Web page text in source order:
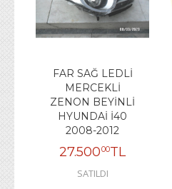
FAR SAĞ LEDLİ
MERCEKLİ
ZENON BEYİNLİ
HYUNDAİ İ40
2008-2012
27.50000TL
SATILDI